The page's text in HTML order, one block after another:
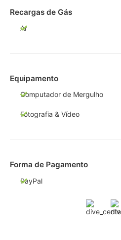
Recargas de Gás
Ar
Equipamento
Computador de Mergulho
Fotografia & Vídeo
Forma de Pagamento
PayPal